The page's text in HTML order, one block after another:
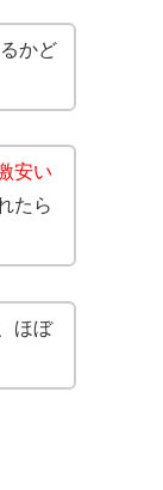
かど
安い
たら
ほぼ